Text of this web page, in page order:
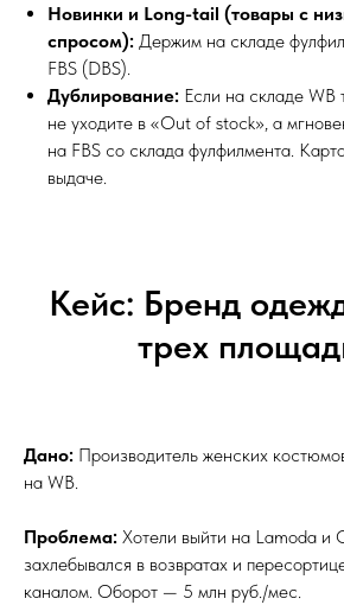
Новинки и Long-tail (товары с
спросом): Держим на складе
FBS (DBS).
Дублирование: Если на складе WB
не уходите в «Out of stock», а
на FBS со склада фулфилмента.
выдаче.
Кейс: Бренд
трех
Дано: Производитель женских
на WB.
Проблема: Хотели выйти на Lamoda и
захлебывался в возвратах и
каналом. Оборот — 5 млн руб./мес.